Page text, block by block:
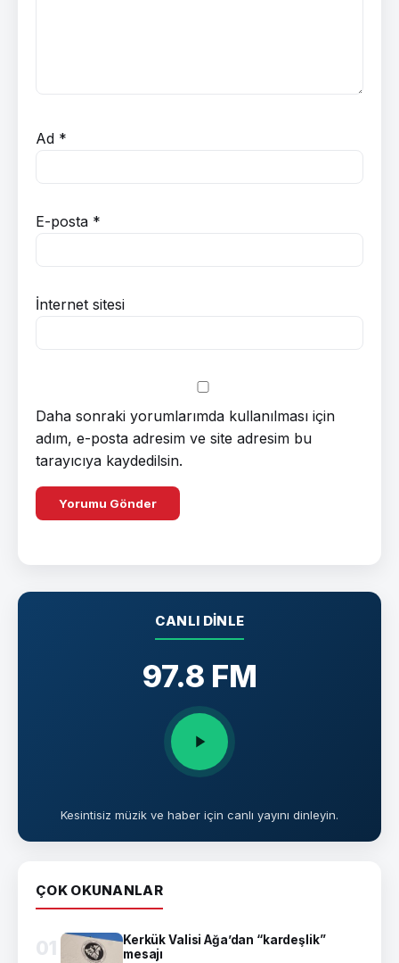
Ad *
E-posta *
İnternet sitesi
Daha sonraki yorumlarımda kullanılması için
adım, e-posta adresim ve site adresim bu
tarayıcıya kaydedilsin.
CANLI DINLE
97.8 FM
Kesintisiz müzik ve haber için canlı yayını dinleyin.
ÇOK OKUNANLAR
01
Kerkük Valisi Ağa’dan “kardeşlik”
mesajı